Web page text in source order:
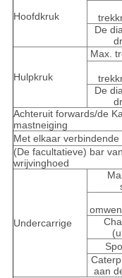
Hoofdkruk
De
Hulpkruk
Max.
De
Achteruit forwards/de
mastneiging
Met elkaar
(De facultatieve) bar
wrijvinghoed
Undercarrige
aan